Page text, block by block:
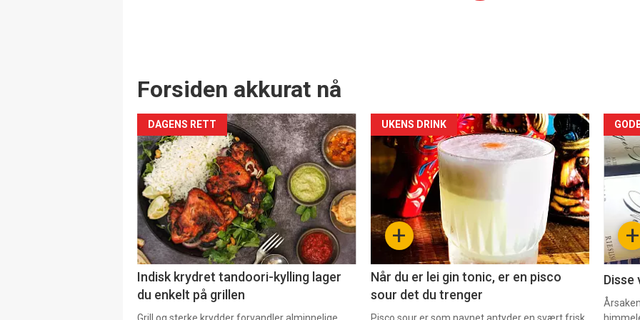
Forsiden akkurat nå
DAGENS RETT
Indisk krydret tandoori-kylling lager
du enkelt på grillen
Forsiden
akkurat
nå
-
+
UKENS DRINK
Når du er lei gin tonic, er en pisco
sour det du trenger
nå
3 +
Disse